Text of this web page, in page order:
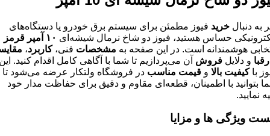
به دنبال خرید فیوز مطمئن برای سیستم برق خودرو یا دستگاه‌های
حساس هستید، فیوز دو شاخ نرمال شیشه‌ای ۱۰
آمپر قرمز
هوشمندانه است. در این صفحه به مشخصات فنی،کاربرد،
و دلایل فروش آن می‌پردازیم تا شما با آگاهی کامل اقدام کنید.
باکیفیت بالا و قیمت مناسب در فروشگاه ولتکار عرضه می‌شود تا
بتوانید با اطمینان، قطعه‌ای مقاوم و دقیق برای حفاظت مدار خود
نمایید.
ویژگی ها و مزایا